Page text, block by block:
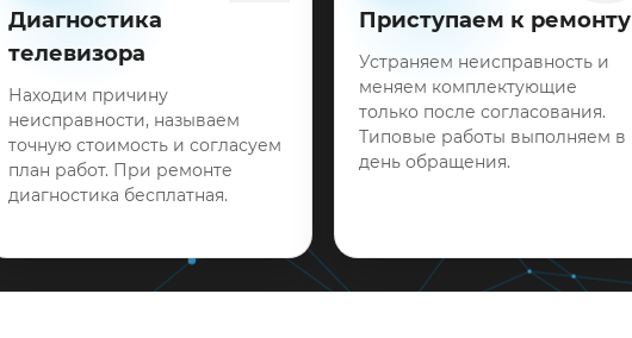
Диагностика
телевизора
Находим причину
неисправности, называем
точную стоимость и согласуем
план работ. При ремонте
диагностика бесплатная.
Приступаем к ремонту
Устраняем неисправность и
меняем комплектующие
только после согласования.
Типовые работы выполняем в
день обращения.